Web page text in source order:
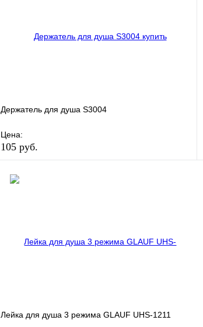
Держатель для душа S3004
Цена:
105 руб.
Купить в 1 клик
Лейка для душа 3 режима GLAUF UHS-1211